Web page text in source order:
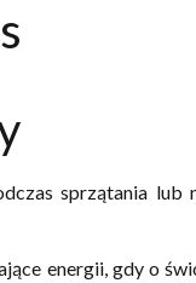
sprzątania lub
energii, gdy o